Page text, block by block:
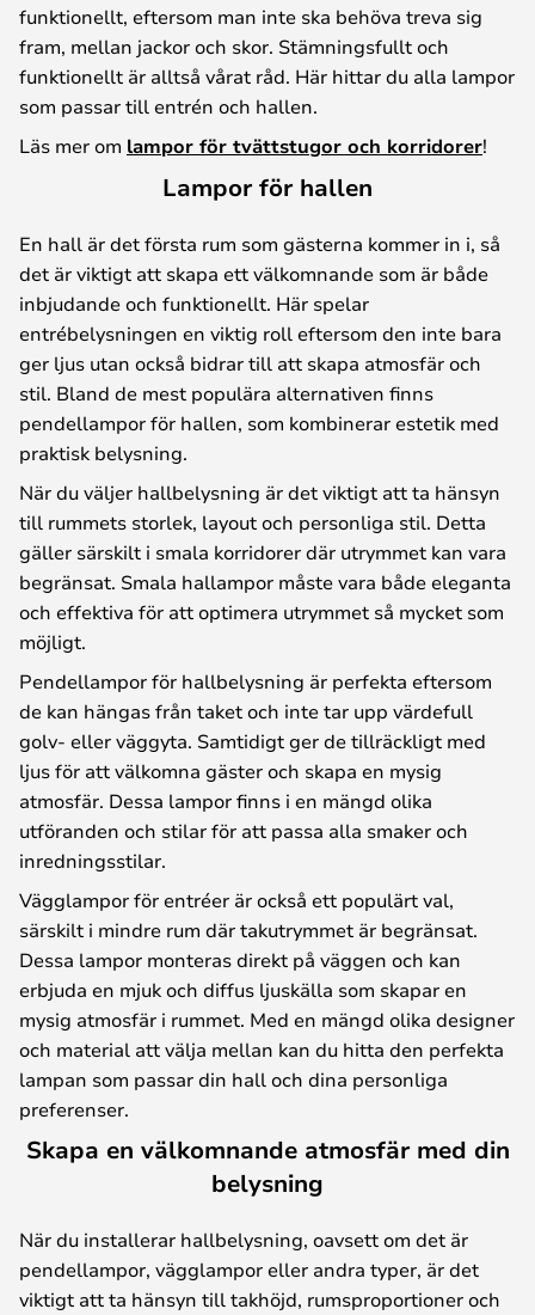
funktionellt, eftersom man inte ska behöva treva sig
fram, mellan jackor och skor. Stämningsfullt och
funktionellt är alltså vårat råd. Här hittar du alla lampor
som passar till entrén och hallen.
Läs mer om lampor för tvättstugor och korridorer!
Lampor för hallen
En hall är det första rum som gästerna kommer in i, så
det är viktigt att skapa ett välkomnande som är både
inbjudande och funktionellt. Här spelar
entrébelysningen en viktig roll eftersom den inte bara
ger ljus utan också bidrar till att skapa atmosfär och
stil. Bland de mest populära alternativen finns
pendellampor för hallen, som kombinerar estetik med
praktisk belysning.
När du väljer hallbelysning är det viktigt att ta hänsyn
till rummets storlek, layout och personliga stil. Detta
gäller särskilt i smala korridorer där utrymmet kan vara
begränsat. Smala hallampor måste vara både eleganta
och effektiva för att optimera utrymmet så mycket som
möjligt.
Pendellampor för hallbelysning är perfekta eftersom
de kan hängas från taket och inte tar upp värdefull
golv- eller väggyta. Samtidigt ger de tillräckligt med
ljus för att välkomna gäster och skapa en mysig
atmosfär. Dessa lampor finns i en mängd olika
utföranden och stilar för att passa alla smaker och
inredningsstilar.
Vägglampor för entréer är också ett populärt val,
särskilt i mindre rum där takutrymmet är begränsat.
Dessa lampor monteras direkt på väggen och kan
erbjuda en mjuk och diffus ljuskälla som skapar en
mysig atmosfär i rummet. Med en mängd olika designer
och material att välja mellan kan du hitta den perfekta
lampan som passar din hall och dina personliga
preferenser.
Skapa en välkomnande atmosfär med din
belysning
När du installerar hallbelysning, oavsett om det är
pendellampor, vägglampor eller andra typer, är det
viktigt att ta hänsyn till takhöjd, rumsproportioner och